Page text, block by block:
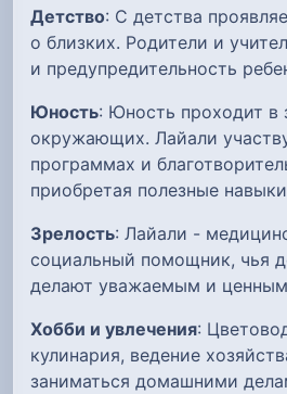
Детство: С детства
о близких. Родители и
и предупредительность
Юность: Юность проходит в
окружающих. Лайали
программах и
приобретая полезные
Зрелость: Лайали -
социальный помощник, чья
делают уважаемым и
Хобби и увлечения:
кулинария, ведение
заниматься домашними